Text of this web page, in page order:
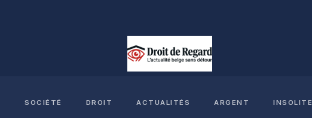
SOCIÉTÉ DROIT ACTUALITÉS ARGENT INSOLITE